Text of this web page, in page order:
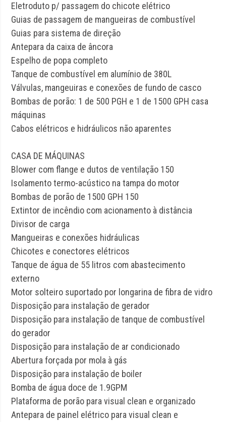
Eletroduto p/ passagem do chicote elétrico
Guias de passagem de mangueiras de combustível
Guias para sistema de direção
Antepara da caixa de âncora
Espelho de popa completo
Tanque de combustível em alumínio de 380L
Válvulas, mangeuiras e conexões de fundo de casco
Bombas de porão: 1 de 500 PGH e 1 de 1500 GPH casa
máquinas
Cabos elétricos e hidráulicos não aparentes
CASA DE MÁQUINAS
Blower com flange e dutos de ventilação 150
Isolamento termo-acústico na tampa do motor
Bombas de porão de 1500 GPH 150
Extintor de incêndio com acionamento à distância
Divisor de carga
Mangueiras e conexões hidráulicas
Chicotes e conectores elétricos
Tanque de água de 55 litros com abastecimento
externo
Motor solteiro suportado por longarina de fibra de vidro
Disposição para instalação de gerador
Disposição para instalação de tanque de combustível
do gerador
Disposição para instalação de ar condicionado
Abertura forçada por mola à gás
Disposição para instalação de boiler
Bomba de água doce de 1.9GPM
Plataforma de porão para visual clean e organizado
Antepara de painel elétrico para visual clean e